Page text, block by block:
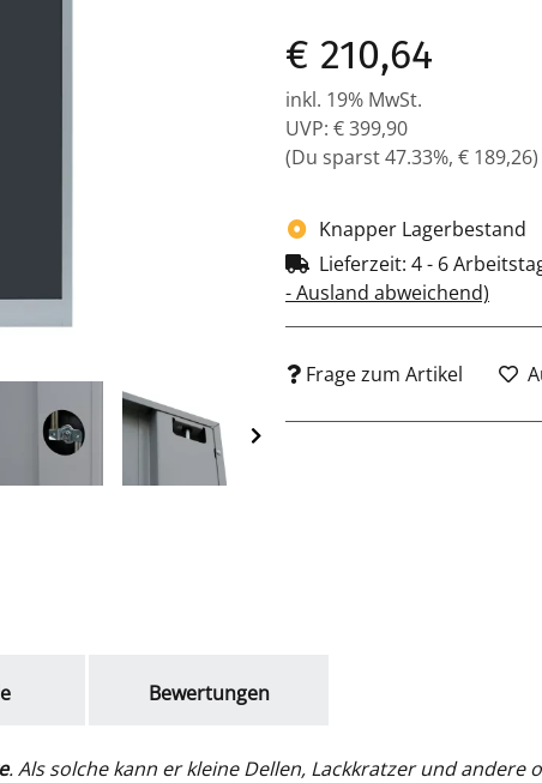
Komplett
€ 210,64
inkl. 19% MwSt.
UVP: € 399,90
(Du sparst47.33%, € 189,26)
Knapper Lagerbestand
Lieferzeit: 4 - 6
- Ausland abweichend)
Frage zum Artikel
Bewertungen
. Als solche kann er kleine Dellen, Lackkratzer und andere